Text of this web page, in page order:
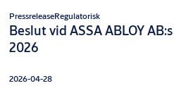
PressreleaseRegulatorisk
Beslut vid ASSA ABLOY
2026
2026-04-28